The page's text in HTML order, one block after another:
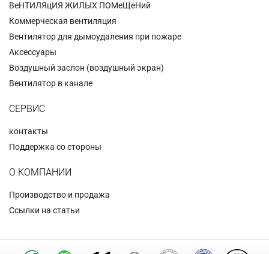
BeHTИЛЯцИЯ ЖИЛЫX ПОMeЩeHий
Коммерческая вентиляция
Вентилятор для дымоудаления при пожаре
Аксессуары
Воздушный заслон (воздушный экран)
Вентилятор в канале
СЕРВИС
контакты
Поддержка со стороны
О КОМПАНИИ
Производство и продажа
Ссылки на статьи